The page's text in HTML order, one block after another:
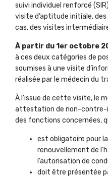
suivi individuel renforcé
visite d’aptitude initiale,
cas,des visites
À partir du 1er octobre
à ces deux catégories de
soumises à une visite
réalisée par le médecin du
À l’issue de cette visite, le
attestation de non-contre-
des fonctions concernées,
est obligatoire pour
renouvellement de
l’autorisation de
doit être présentée